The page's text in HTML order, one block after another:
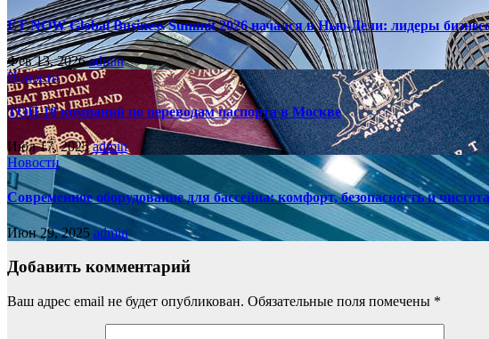
ET NOW Global Business Summit 2026 начался в Нью‑Дели: лидеры
Фев 13, 2026admin
Новости
ТОП-10 компаний по переводам паспорта в Москве
Июл 17, 2025admin
Новости
Современное оборудование для бассейна: комфорт, безопасность и чистота
Июн 29, 2025 admin
Добавить комментарий
Ваш адрес email не будет опубликован. Обязательные поля помечены *